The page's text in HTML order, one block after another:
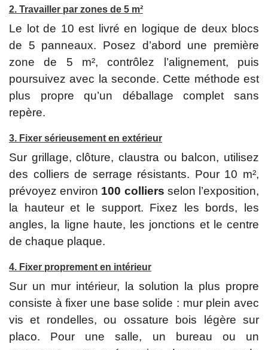
2. Travailler par zones de 5 m²
Le lot de 10 est livré en logique de deux blocs
de 5 panneaux. Posez d’abord une première
zone de 5 m², contrôlez l’alignement, puis
poursuivez avec la seconde. Cette méthode est
plus propre qu’un déballage complet sans
repère.
3. Fixer sérieusement en extérieur
Sur grillage, clôture, claustra ou balcon, utilisez
des colliers de serrage résistants. Pour 10 m²,
prévoyez environ 100 colliers selon l’exposition,
la hauteur et le support. Fixez les bords, les
angles, la ligne haute, les jonctions et le centre
de chaque plaque.
4. Fixer proprement en intérieur
Sur un mur intérieur, la solution la plus propre
consiste à fixer une base solide : mur plein avec
vis et rondelles, ou ossature bois légère sur
placo. Pour une salle, un bureau ou un